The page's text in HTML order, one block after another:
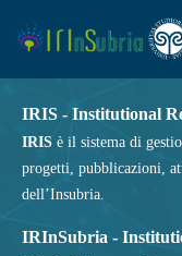
IRIS - Institutional
IRIS è il sistema di
progetti, pubblicazioni,
dell’Insubria.
IRInSubria -